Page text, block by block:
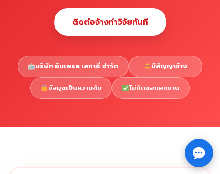
Copyright © 2026 รับทำวิจัย รับทำวิทยานิพนธ์ รับทำ⇧
ติดต่อจ้างทำวิจัยทันที
บริษัท อิมเพรส เลกาซี่ จำกัด มีสัญญาจ้าง
ข้อมูลเป็นความลับ ไม่คัดลอกผลงาน